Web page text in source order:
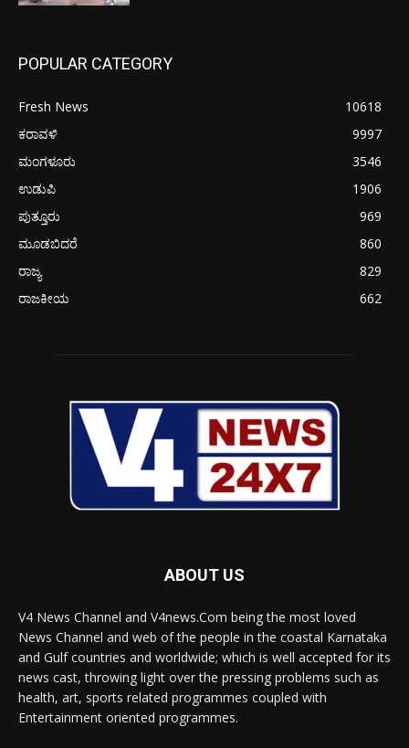
POPULAR CATEGORY
Fresh News
10618
ಕರಾವಳಿ
9997
ಮಂಗಳೂರು
3546
ಉಡುಪಿ
1906
ಪುತ್ತೂರು
969
ಮೂಡಬಿದರೆ
860
ರಾಜ್ಯ
829
ರಾಜಕೀಯ
662
ABOUT US
V4 News Channel and V4news.Com being the most loved
News Channel and web of the people in the coastal Karnataka
and Gulf countries and worldwide; which is well accepted for its
news cast, throwing light over the pressing problems such as
health, art, sports related programmes coupled with
Entertainment oriented programmes.